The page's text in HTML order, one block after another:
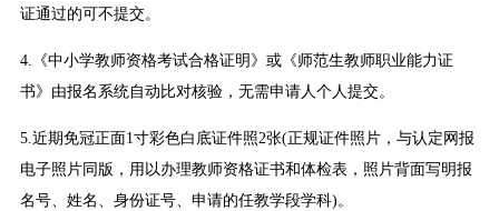
证通过的可不提交。
4.《中小学教师资格考试合格证明》或《师范生教师职业能力证
书》由报名系统自动比对核验，无需申请人个人提交。
5.近期免冠正面1寸彩色白底证件照2张(正规证件照片，与认定网报
电子照片同版，用以办理教师资格证书和体检表，照片背面写明报
名号、姓名、身份证号、申请的任教学段学科)。